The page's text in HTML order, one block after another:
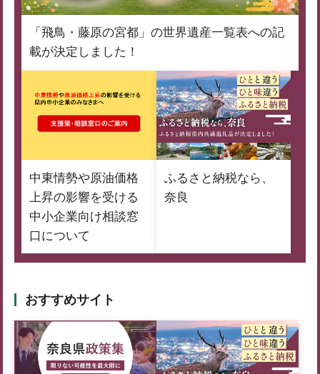
「飛鳥・藤原の宮都」の世界遺産一覧表への記
載が決定しました！
中東情勢や原油価格
上昇の影響を受ける
中小企業向け相談窓
口について
ふるさと納税なら、
奈良
おすすめサイト